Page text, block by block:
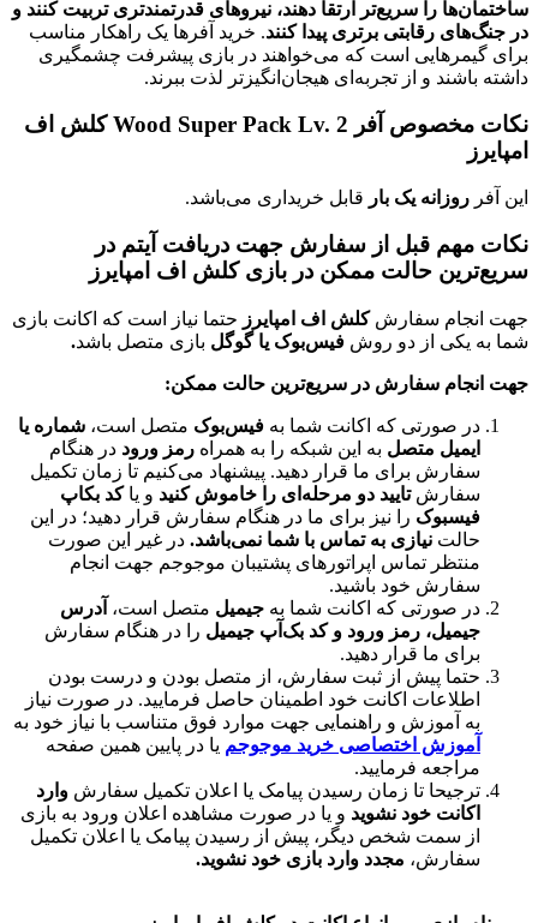
را سریع‌تر ارتقا دهند، نیروهای قدرتمندتری تربیت کنند و
رقابتی برتری پیدا کنند. خرید آفرها یک راهکار مناسب
است که می‌خواهند در بازی پیشرفت چشمگیری
و از تجربه‌ای هیجان‌انگیزتر لذت ببرند.
نکات مخصوص آفر Wood Super Pack Lv. 2 کلش اف
یک بار قابل خریداری می‌باشد.
قبل از سفارش جهت دریافت آیتم در
حالت ممکن در بازی کلش اف امپایرز
سفارش کلش اف امپایرزحتما نیاز است که اکانت بازی
از دو روش فیس‌بوک یا گوگلبازی متصل باشد.
سفارش در سریع‌ترین حالت ممکن:
صورتی که اکانت شما بهفیس‌بوکمتصل است،شماره یا
متصلبه این شبکه را به همراه رمز ورود در هنگام
برای ما قرار دهید. پیشنهاد می‌کنیم تا زمان تکمیل
تایید دو مرحله‌ای را خاموش کنیدو یاکد بکاپ
را نیز برای ما در هنگام سفارش قرار دهید؛ در این
نیازی به تماس با شما نمی‌باشد. در غیر این صورت
تماس اپراتورهای پشتیبان موجوجم جهت انجام
خود باشید.
صورتی که اکانت شما بهجیمیل متصل است،آدرس
رمز ورود و کد بک‌آپ جیمیل را در هنگام سفارش
ما قرار دهید.
پیش از ثبت سفارش، از متصل بودن و درست بودن
اکانت خود اطمینان حاصل فرمایید. در صورت نیاز
آموزش و راهنمایی جهت موارد فوق متناسب با نیاز خود به
اختصاصی خرید موجوجم یا در پایین همین صفحه
فرمایید.
تا زمان رسیدن پیامک یا اعلان تکمیل سفارش وارد
خود نشویدو یا در صورت مشاهده اعلان ورود به بازی
سمت شخص دیگر، پیش از رسیدن پیامک یا اعلان تکمیل
مجدد وارد بازی خود نشوید.